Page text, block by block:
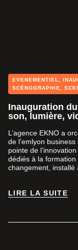
EVENEMENTIEL
SCÉNOGRAPHIE
Inauguration
son, lumière,
L’agence EKNO a
de l’emlyon
pointe de
dédiés à la
changement, installé
LIRE LA SUITE